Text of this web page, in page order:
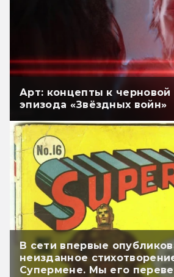
Арт: концепты к черновой
эпизода «Звёздных войн»
В сети впервые
неизданное
Супермене. Мы его